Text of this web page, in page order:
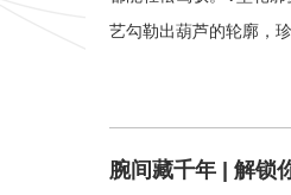
艺勾勒出葫芦的轮廓，
腕间藏千年 | 解锁